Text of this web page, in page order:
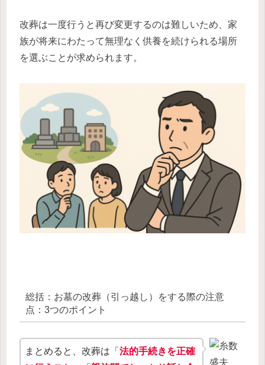
改葬は一度行うと再び変更するのは難しいため、家
族が将来にわたって無理なく供養を続けられる場所
を選ぶことが求められます。
総括：お墓の改葬（引っ越し）をする際の注意
点：3つのポイント
まとめると、改葬は「 法的手続きを正確